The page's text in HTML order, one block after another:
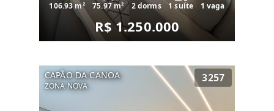
106.93 m² 75.97 m² 2 dorms 1 suíte 1 vaga
R$ 1.250.000
CAPÃO DA CANOA
ZONA NOVA
3257